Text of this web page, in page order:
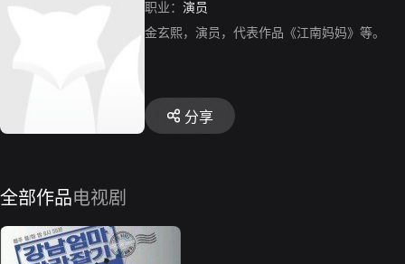
职业： 演员
金玄熙，演员，代表作品《江南妈妈》等。
分享
全部作品电视剧